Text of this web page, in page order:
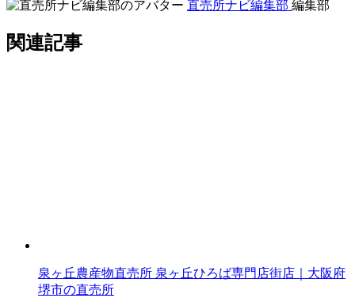
直売所ナビ編集部 編集部
関連記事
泉ヶ丘農産物直売所 泉ヶ丘ひろば専門店街店｜大阪府
堺市の直売所